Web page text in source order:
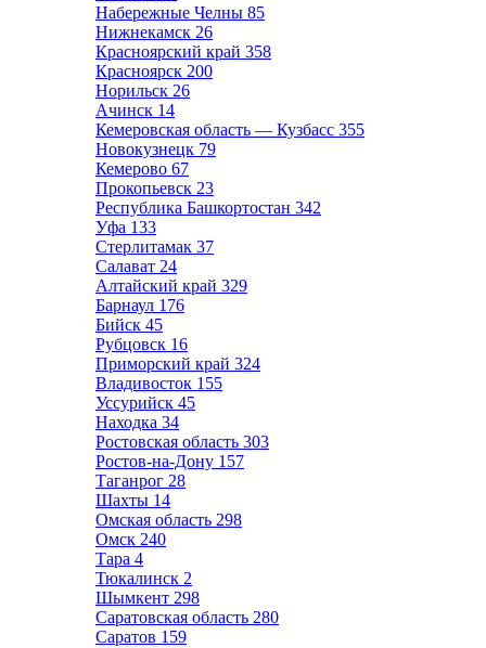
Набережные Челны 85
Нижнекамск 26
Красноярский край 358
Красноярск 200
Норильск 26
Ачинск 14
Кемеровская область — Кузбасс 355
Новокузнецк 79
Кемерово 67
Прокопьевск 23
Республика Башкортостан 342
Уфа 133
Стерлитамак 37
Салават 24
Алтайский край 329
Барнаул 176
Бийск 45
Рубцовск 16
Приморский край 324
Владивосток 155
Уссурийск 45
Находка 34
Ростовская область 303
Ростов-на-Дону 157
Таганрог 28
Шахты 14
Омская область 298
Омск 240
Тара 4
Тюкалинск 2
Шымкент 298
Саратовская область 280
Саратов 159